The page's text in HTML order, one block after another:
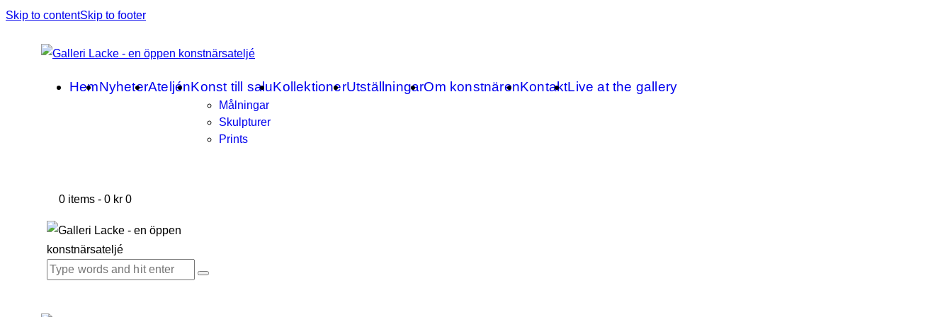
Skip to contentSkip to footer
HemNyheterAteljénKonst till salu
Målningar
Skulpturer
Prints
KollektionerUtställningarOm konstnärenKontaktLive at the gallery
0 items - 0 kr 0